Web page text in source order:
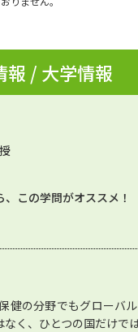
報 / 大学情報
この学問がオススメ！
健の分野でもグローバ
く、ひとつの国だけで